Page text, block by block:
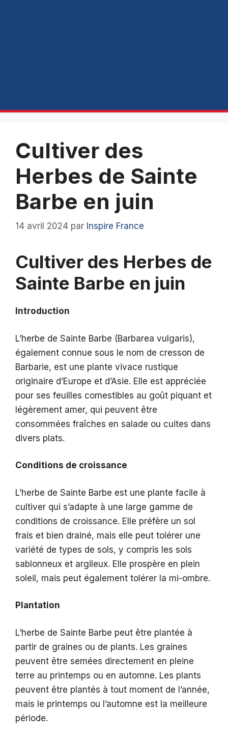
Cultiver des
Herbes de Sainte
Barbe en juin
14 avril 2024 par Inspire France
Cultiver des Herbes de
Sainte Barbe en juin
Introduction
L’herbe de Sainte Barbe (Barbarea vulgaris),
également connue sous le nom de cresson de
Barbarie, est une plante vivace rustique
originaire d’Europe et d’Asie. Elle est appréciée
pour ses feuilles comestibles au goût piquant et
légèrement amer, qui peuvent être
consommées fraîches en salade ou cuites dans
divers plats.
Conditions de croissance
L’herbe de Sainte Barbe est une plante facile à
cultiver qui s’adapte à une large gamme de
conditions de croissance. Elle préfère un sol
frais et bien drainé, mais elle peut tolérer une
variété de types de sols, y compris les sols
sablonneux et argileux. Elle prospère en plein
soleil, mais peut également tolérer la mi-ombre.
Plantation
L’herbe de Sainte Barbe peut être plantée à
partir de graines ou de plants. Les graines
peuvent être semées directement en pleine
terre au printemps ou en automne. Les plants
peuvent être plantés à tout moment de l’année,
mais le printemps ou l’automne est la meilleure
période.